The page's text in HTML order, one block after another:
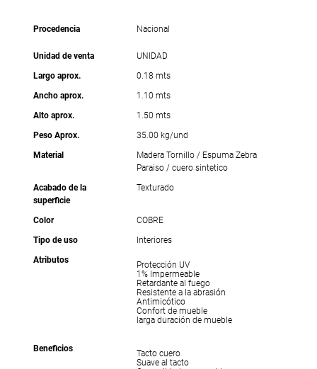
Procedencia Nacional
Unidad de venta
UNIDAD
Largo aprox.
0.18 mts
Ancho aprox.
1.10 mts
Alto aprox.
1.50 mts
Peso Aprox.
35.00 kg/und
Material
Madera Tornillo / Espuma Zebra
Paraiso / cuero sintetico
Acabado de la
superficie
Texturado
Color
COBRE
Tipo de uso
Interiores
Atributos
Protección UV
1% Impermeable
Retardante al fuego
Resistente a la abrasión
Antimicótico
Confort de mueble
larga duración de mueble
Beneficios
Tacto cuero
Suave al tacto